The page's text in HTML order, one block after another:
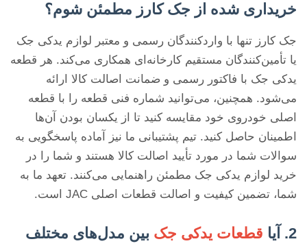
خریداری شده از جک کارز مطمئن شوم؟
جک کارز تنها با واردکنندگان رسمی و معتبر لوازم یدکی جک
یا تأمین‌کنندگان مستقیم کارخانه‌ای همکاری می‌کند. هر قطعه
یدکی جک با فاکتور رسمی و ضمانت اصالت کالا ارائه
می‌شود. همچنین، می‌توانید شماره فنی قطعه را با قطعه
اصلی خودروی خود مقایسه کنید تا از یکسان بودن آن‌ها
اطمینان حاصل کنید. تیم پشتیبانی ما نیز آماده پاسخگویی به
سوالات شما در مورد تأیید اصالت کالا هستند و شما را در
خرید لوازم یدکی جک مطمئن راهنمایی می‌کنند. تعهد ما به
شما، تضمین کیفیت و اصالت قطعات اصلی JAC است.
2. آیا قطعات یدکی جک بین مدل‌های مختلف